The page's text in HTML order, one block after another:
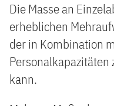
Die Masse an
erheblichen
der in Kombination
kann.